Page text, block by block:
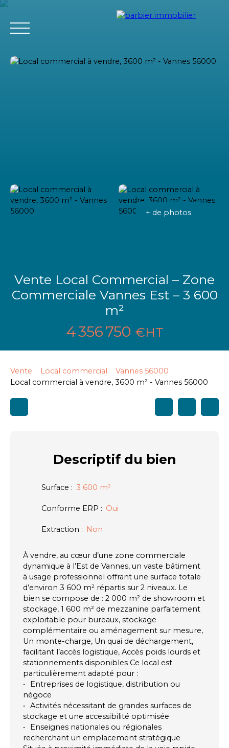
+ de photos
Vente Local Commercial – Zone
Commerciale Vannes Est – 3 600
m²
4 356 750 €HT
Vente Local commercial
Vannes 56000
Local commercial à vendre, 3600 m² - Vannes 56000
Descriptifdu bien
Surface : 3 600 m²
Conforme ERP : Oui
Extraction : Non
À vendre, au cœur d’une zone commerciale
dynamique à l’Est de Vannes, un vaste bâtiment
à usage professionnel offrant une surface totale
d’environ 3 600 m² répartis sur 2 niveaux. Le
bien se compose de : 2 000 m² de showroom et
stockage, 1 600 m² de mezzanine parfaitement
exploitable pour bureaux, stockage
complémentaire ou aménagement sur mesure,
Un monte-charge, Un quai de déchargement,
facilitant l’accès logistique, Accès poids lourds et
stationnements disponibles Ce local est
particulièrement adapté pour :
Entreprises de logistique, distribution ou
négoce
Activités nécessitant de grandes surfaces de
stockage et une accessibilité optimisée
Enseignes nationales ou régionales
recherchant un emplacement stratégique